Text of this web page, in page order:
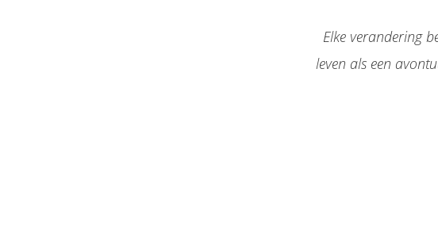
Elke verandering
leven als een